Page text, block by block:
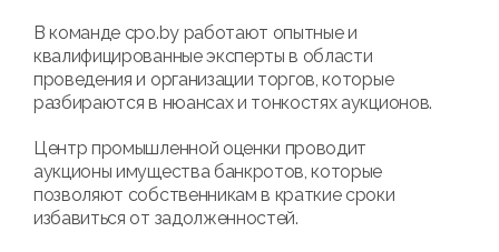
В команде cpo.by работают опытные и
квалифицированные эксперты в области
проведения и организации торгов, которые
разбираются в нюансах и тонкостях аукционов.
Центр промышленной оценки проводит
аукционы имущества банкротов, которые
позволяют собственникам в краткие сроки
избавиться от задолженностей.